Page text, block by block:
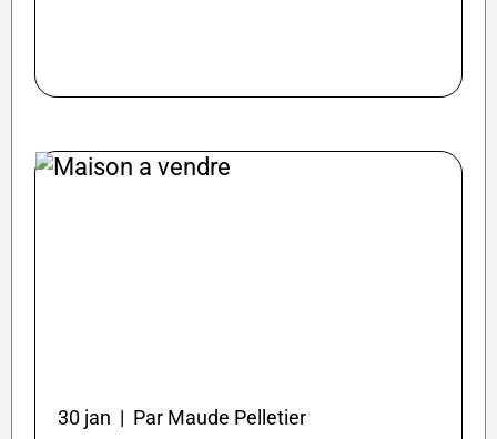
30 jan | Par Maude Pelletier